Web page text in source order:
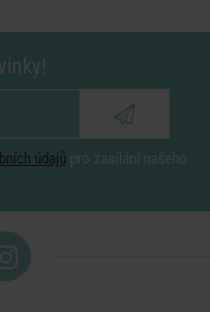
údajů pro zasílání našeho